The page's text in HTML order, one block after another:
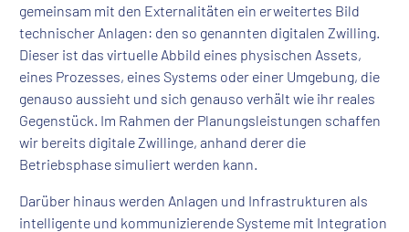
gemeinsam mit den Externalitäten ein erweitertes Bild
technischer Anlagen: den so genannten digitalen Zwilling.
Dieser ist das virtuelle Abbild eines physischen Assets,
eines Prozesses, eines Systems oder einer Umgebung, die
genauso aussieht und sich genauso verhält wie ihr reales
Gegenstück. Im Rahmen der Planungsleistungen schaffen
wir bereits digitale Zwillinge, anhand derer die
Betriebsphase simuliert werden kann.
Darüber hinaus werden Anlagen und Infrastrukturen als
intelligente und kommunizierende Systeme mit Integration